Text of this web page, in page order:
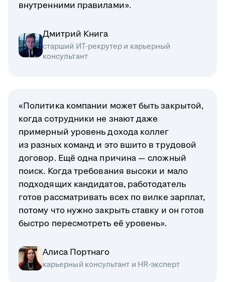
внутренними правилами».
Дмитрий Книга
старший ИТ-рекрутер и карьерный
консультант
«Политика компании может быть закрытой,
когда сотрудники не знают даже
примерный уровень дохода коллег
из разных команд и это вшито в трудовой
договор. Ещё одна причина — сложный
поиск. Когда требования высоки и мало
подходящих кандидатов, работодатель
готов рассматривать всех по вилке зарплат,
потому что нужно закрыть ставку и он готов
быстро пересмотреть её уровень».
Алиса Портнаго
карьерный консультант и HR-эксперт